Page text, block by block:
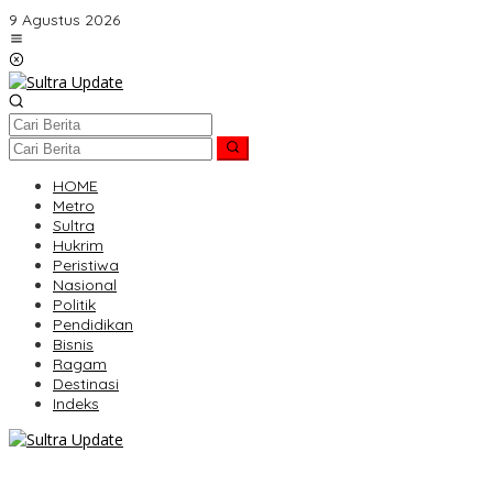
Lewati
ke
konten
9 Agustus 2026
HOME
Metro
Sultra
Hukrim
Peristiwa
Nasional
Politik
Pendidikan
Bisnis
Ragam
Destinasi
Indeks